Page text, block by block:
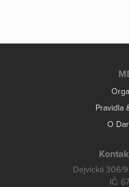
Pravidla
O
Dejvická 306/
IČ: